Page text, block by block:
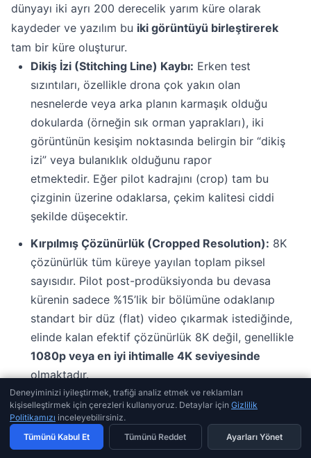
dünyayı iki ayrı 200 derecelik yarım küre olarak
kaydeder ve yazılım bu iki görüntüyü birleştirerek
tam bir küre oluşturur.
Dikiş İzi (Stitching Line) Kaybı: Erken test
sızıntıları, özellikle drona çok yakın olan
nesnelerde veya arka planın karmaşık olduğu
dokularda (örneğin sık orman yaprakları), iki
görüntünün kesişim noktasında belirgin bir “dikiş
izi” veya bulanıklık olduğunu rapor
etmektedir. Eğer pilot kadrajını (crop) tam bu
çizginin üzerine odaklarsa, çekim kalitesi ciddi
şekilde düşecektir.
Kırpılmış Çözünürlük (Cropped Resolution): 8K
çözünürlük tüm küreye yayılan toplam piksel
sayısıdır. Pilot post-prodüksiyonda bu devasa
kürenin sadece %15’lik bir bölümüne odaklanıp
standart bir düz (flat) video çıkarmak istediğinde,
elinde kalan efektif çözünürlük 8K değil, genellikle
1080p veya en iyi ihtimalle 4K seviyesinde
olmaktadır.
Balıkgözü Düzeltmesi (Dewarping):200 derecelik
devasa balıkgözü lenslerin bükülü görüntüsünü
düzleştirmek için uygulanan agresif yazılımsal
Deneyiminizi iyileştirmek, trafiği analiz etmek ve reklamları
kişiselleştirmek için çerezleri kullanıyoruz. Detaylar için Gizlilik
Politikamızı inceleyebilirsiniz.
Tümünü Kabul Et
Tümünü Reddet Ayarları Yönet